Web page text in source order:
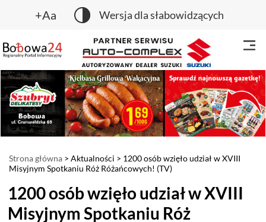
+Aa Wersja dla słabowidzących
Strona główna > Aktualności > 1200 osób wzięło udział w XVIII
Misyjnym Spotkaniu Róż Różańcowych! (TV)
1200 osób wzięło udział w XVIII
Misyjnym Spotkaniu Róż